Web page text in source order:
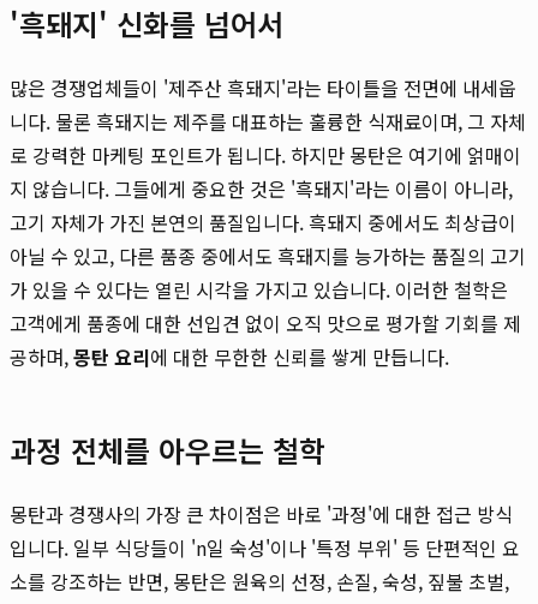
'흑돼지' 신화를 넘어서
많은 경쟁업체들이 '제주산 흑돼지'라는 타이틀을 전면에 내세웁
니다. 물론 흑돼지는 제주를 대표하는 훌륭한 식재료이며, 그 자체
로 강력한 마케팅 포인트가 됩니다. 하지만 몽탄은 여기에 얽매이
지 않습니다. 그들에게 중요한 것은 '흑돼지'라는 이름이 아니라,
고기 자체가 가진 본연의 품질입니다. 흑돼지 중에서도 최상급이
아닐 수 있고, 다른 품종 중에서도 흑돼지를 능가하는 품질의 고기
가 있을 수 있다는 열린 시각을 가지고 있습니다. 이러한 철학은
고객에게 품종에 대한 선입견 없이 오직 맛으로 평가할 기회를 제
공하며,몽탄 요리에 대한 무한한 신뢰를 쌓게 만듭니다.
과정 전체를 아우르는 철학
몽탄과 경쟁사의 가장 큰 차이점은 바로 '과정'에 대한 접근 방식
입니다. 일부 식당들이 'n일 숙성'이나 '특정 부위' 등 단편적인 요
소를 강조하는 반면, 몽탄은 원육의 선정, 손질, 숙성, 짚불 초벌,